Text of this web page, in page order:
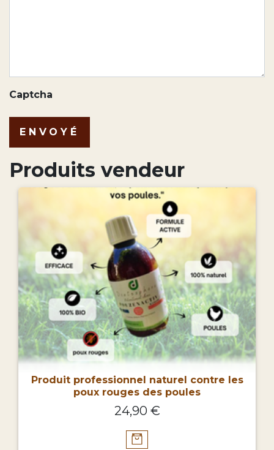
Captcha
ENVOYÉ
Produits vendeur
Produit professionnel naturel contre les
poux rouges des poules
24,90 €